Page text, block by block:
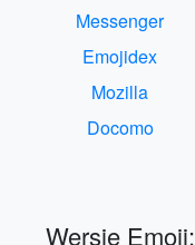
Messenger
Emojidex
Mozilla
Docomo
Wersje Emoji: